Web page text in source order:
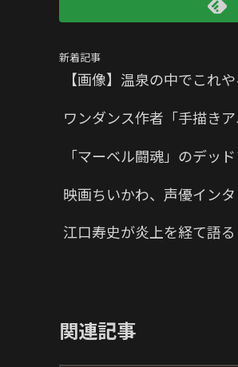
新着記事
【画像】温泉の中でこれ
ワンダンス作者「手描き
「マーベル闘魂」のデッ
映画ちいかわ、声優イン
江口寿史が炎上を経て語
関連記事